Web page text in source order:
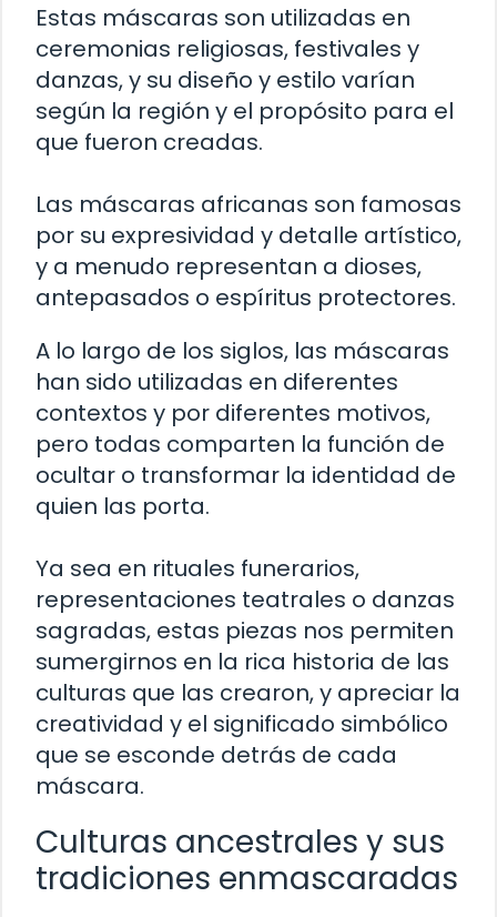
Estas máscaras son utilizadas en
ceremonias religiosas, festivales y
danzas, y su diseño y estilo varían
según la región y el propósito para el
que fueron creadas.
Las máscaras africanas son famosas
por su expresividad y detalle artístico,
y a menudo representan a dioses,
antepasados o espíritus protectores.
A lo largo de los siglos, las máscaras
han sido utilizadas en diferentes
contextos y por diferentes motivos,
pero todas comparten la función de
ocultar o transformar la identidad de
quien las porta.
Ya sea en rituales funerarios,
representaciones teatrales o danzas
sagradas, estas piezas nos permiten
sumergirnos en la rica historia de las
culturas que las crearon, y apreciar la
creatividad y el significado simbólico
que se esconde detrás de cada
máscara.
Culturas ancestrales y sus
tradiciones enmascaradas